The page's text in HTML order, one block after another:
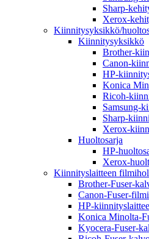
Sharp-
Xerox-
Kiinnitysyksikkö/
Kiinnitysyksikkö
Brother-
Canon-
HP-
Konica
Ricoh-
Samsung-
Sharp-
Xerox-
Huoltosarja
HP-
Xerox-
Kiinnityslaitteen
Brother-Fuser-
Canon-Fuser-
HP-
Konica Minolta-
Kyocera-Fuser-